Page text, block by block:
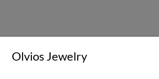
Olvios Jewelry